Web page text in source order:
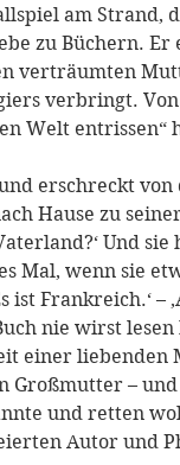
am
zu Büchern.
verträumten
verbringt.
Welt entrissen“
erschreckt
Hause zu
Und
Mal, wenn sie
ist Frankreich.‘
nie wirst lesen
einer liebenden
–
und retten
Autor und